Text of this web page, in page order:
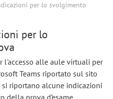
per lo svolgimento
per lo
alle aule virtuali per
Teams riportato sul sito
si riportano alcune indicazioni